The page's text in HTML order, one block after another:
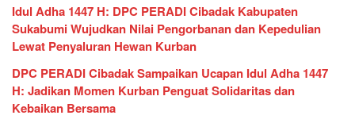
Idul Adha 1447 H: DPC PERADI Cibadak Kabupaten
Sukabumi Wujudkan Nilai Pengorbanan dan Kepedulian
Lewat Penyaluran Hewan Kurban
DPC PERADI Cibadak Sampaikan Ucapan Idul Adha 1447
H: Jadikan Momen Kurban Penguat Solidaritas dan
Kebaikan Bersama